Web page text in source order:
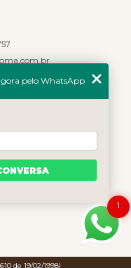
Cuiabá - MT - 78085-636
de 19/02/1998)
1
pelo WhatsApp